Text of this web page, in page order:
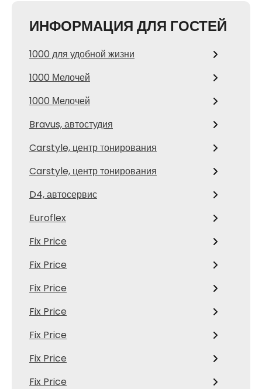
ИНФОРМАЦИЯ ДЛЯ ГОСТЕЙ
1000 для удобной жизни
1000 Мелочей
1000 Мелочей
Bravus, автостудия
Carstyle, центр тонирования
Carstyle, центр тонирования
D4, автосервис
Euroflex
Fix Price
Fix Price
Fix Price
Fix Price
Fix Price
Fix Price
Fix Price